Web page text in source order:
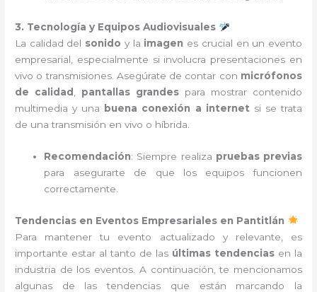
3. Tecnología y Equipos Audiovisuales
La calidad del sonido y la imagen es crucial en un evento
empresarial, especialmente si involucra presentaciones en
vivo o transmisiones. Asegúrate de contar con micrófonos
de calidad
pantallas grandes para mostrar contenido
multimedia y una
buena conexión a internet si se trata
de una transmisión en vivo o híbrida.
Recomendación: Siempre realiza pruebas previas
para asegurarte de que los equipos funcionen
correctamente.
Tendencias en Eventos Empresariales en Pantitlán
Para mantener tu evento actualizado y relevante, es
importante estar al tanto de las últimas tendenciasen la
industria de los eventos. A continuación, te mencionamos
algunas de las tendencias que están marcando la